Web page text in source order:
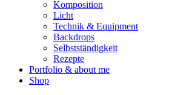
Komposition
Licht
Technik & Equipment
Backdrops
Selbstständigkeit
Rezepte
Portfolio & about me
Shop